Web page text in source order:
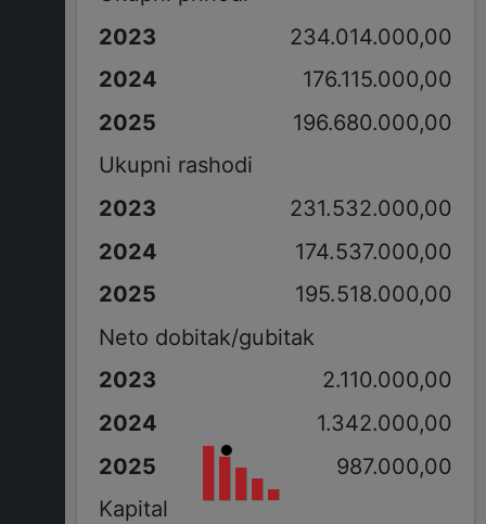
234.014.000,00
176.115.000,00
196.680.000,00
Ukupni rashodi
231.532.000,00
174.537.000,00
195.518.000,00
Neto dobitak/gubitak
2.110.000,00
1.342.000,00
987.000,00
Kapital